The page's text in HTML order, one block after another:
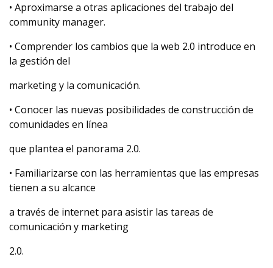
• Aproximarse a otras aplicaciones del trabajo del
community manager.
• Comprender los cambios que la web 2.0 introduce en
la gestión del
marketing y la comunicación.
• Conocer las nuevas posibilidades de construcción de
comunidades en línea
que plantea el panorama 2.0.
• Familiarizarse con las herramientas que las empresas
tienen a su alcance
a través de internet para asistir las tareas de
comunicación y marketing
2.0.